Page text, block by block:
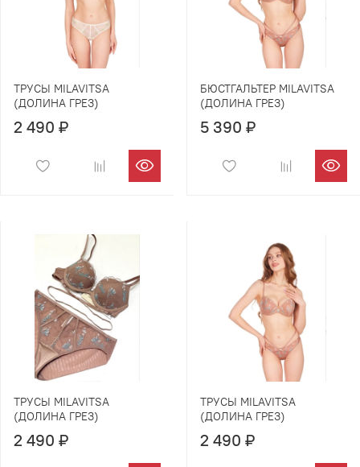
ТРУСЫ MILAVITSA
(ДОЛИНА ГРЕЗ)
2 490 ₽
БЮСТГАЛЬТЕР MILAVITSA
(ДОЛИНА ГРЕЗ)
5 390 ₽
ТРУСЫ MILAVITSA
(ДОЛИНА ГРЕЗ)
2 490 ₽
ТРУСЫ MILAVITSA
(ДОЛИНА ГРЕЗ)
2 490 ₽